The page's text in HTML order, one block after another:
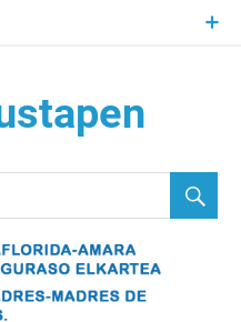
Madres de Alumnos del I.E.S.